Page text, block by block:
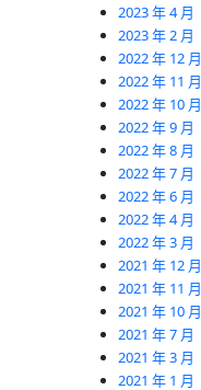
2023 年 4 月
2023 年 2 月
2022 年 12 月
2022 年 11 月
2022 年 10 月
2022 年 9 月
2022 年 8 月
2022 年 7 月
2022 年 6 月
2022 年 4 月
2022 年 3 月
2021 年 12 月
2021 年 11 月
2021 年 10 月
2021 年 7 月
2021 年 3 月
2021 年 1 月